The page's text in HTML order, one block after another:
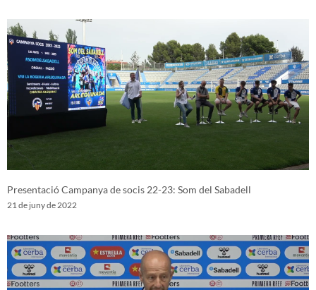
Presentació Campanya de socis 22-23: Som del Sabadell
21 de juny de 2022